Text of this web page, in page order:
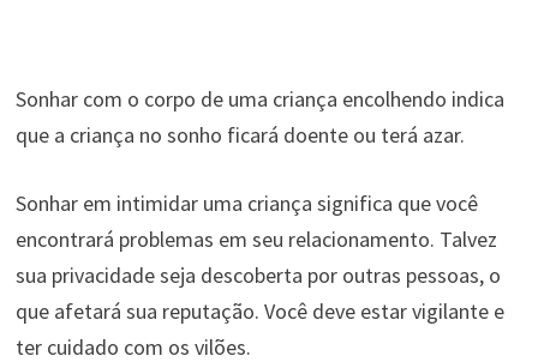
Sonhar com o corpo de uma criança encolhendo indica
que a criança no sonho ficará doente ou terá azar.
Sonhar em intimidar uma criança significa que você
encontrará problemas em seu relacionamento. Talvez
sua privacidade seja descoberta por outras pessoas, o
que afetará sua reputação. Você deve estar vigilante e
ter cuidado com os vilões.